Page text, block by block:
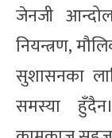
जेनजी
नियन्त्रण,
सुशासनका
समस्या